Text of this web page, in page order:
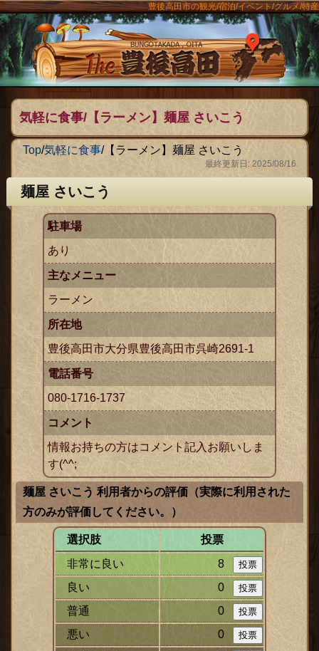
豊後高田市の観光/宿泊/イベント/グルメ/特産
The豊後
気軽に食事/【ラーメン】麺屋 さいこう
Top/気軽に食事/【ラーメン】麺屋 さいこう
最終更新日: 2025/08/16
麺屋 さいこう
駐車場
あり
主なメニュー
ラーメン
所在地
豊後高田市大分県豊後高田市呉崎2691-1
電話番号
080-1716-1737
コメント
情報お持ちの方はコメント記入お願いしま
す(^^;
麺屋 さいこう 利用者からの評価（実際に利用された
方のみが評価してください。）
選択肢
投票
非常に良い
8
良い
0
普通
0
悪い
0
メニュー